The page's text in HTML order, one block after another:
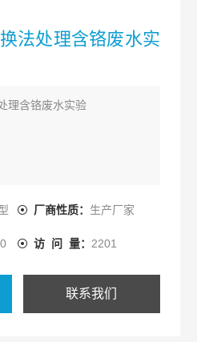
法处理含铬废水实
理含铬废水实验
厂商性质： 生产厂家
访 问 量： 2201
联系我们